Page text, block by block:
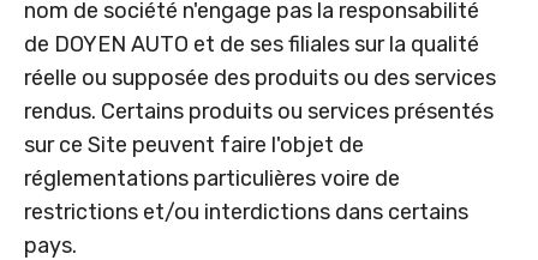
nom de société n'engage pas la responsabilité
de DOYEN AUTO et de ses filiales sur la qualité
réelle ou supposée des produits ou des services
rendus. Certains produits ou services présentés
sur ce Site peuvent faire l'objet de
réglementations particulières voire de
restrictions et/ou interdictions dans certains
pays.